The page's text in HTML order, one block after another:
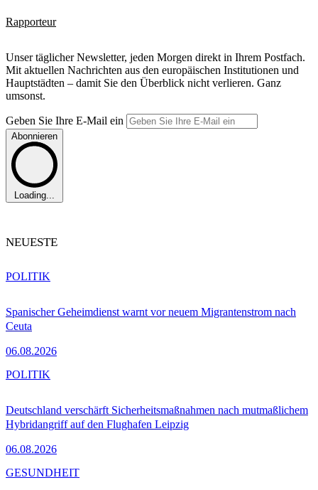
Rapporteur
Unser täglicher Newsletter, jeden Morgen direkt in Ihrem Postfach.
Mit aktuellen Nachrichten aus den europäischen Institutionen und
Hauptstädten – damit Sie den Überblick nicht verlieren. Ganz
umsonst.
Geben Sie Ihre E-Mail ein
Abonnieren
Loading...
NEUESTE
Spanischer Geheimdienst warnt vor neuem Migrantenstrom nach
Ceuta
06.08.2026
POLITIK
Deutschland verschärft Sicherheitsmaßnahmen nach mutmaßlichem
Hybridangriff auf den Flughafen Leipzig
06.08.2026
POLITIK
GESUNDHEIT